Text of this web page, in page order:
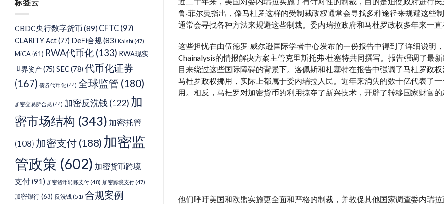
类
标签云
CBDC央行数字货币 (89) CFTC (97)
CLARITY Act(77) DeFi合规(83) Kalshi (47)
MiCA(61) RWA代币化 (133) RWA现实
世界资产(75) SEC(78) 代币化证券
(167) 债券代币化 (44) 全球监管 (180)
加密交易所合规 (44) 加密反洗钱 (122) 加
密市场结构 (343) 加密托管
(108) 加密支付 (188) 加密监
管政策 (602) 加密货币跨境
支付(91) 加密货币转账支付 (48) 加密跨境支付 (47)
加密银行(63) 反洗钱(51) 合规案例
鲁·菲尔曼指出，像马杜罗这样的受制裁政权通常会寻找多种途径来规避这些
通常会寻找各种方法来规避这些制裁。委内瑞拉政府和马杜罗政权多年来一
这些担忧在由伍德罗·威尔逊国际学者中心发布的一份报告中得到了详细说明
Chainalysis的情报解决方案主管克里斯托弗·杜塞特共同撰写。报告强调了最
目来绕过这些国际障碍的背景下。洛佩斯和杜塞特在报告中强调了马杜罗政
马杜罗政权挪用，实际上都属于委内瑞拉人民。近年来消失的数十亿代表了
用。相反，马杜罗对加密货币的利用掠夺了新兴技术，开辟了转移国家财富
他们呼吁美国和欧盟实施更全面和严格的制裁，并敦促其他国家调查委内瑞拉